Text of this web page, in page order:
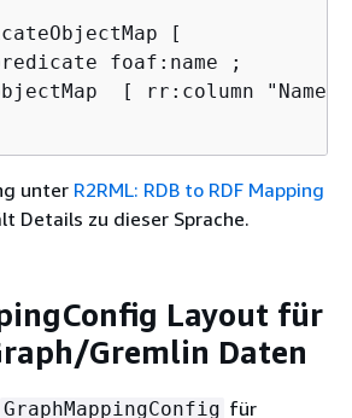
[
foaf:name ;
[ rr:column "Name"
unter R2RML: RDB to RDF Mapping
Details zu dieser Sprache.
Layout für
Gremlin Daten
GraphMappingConfig für